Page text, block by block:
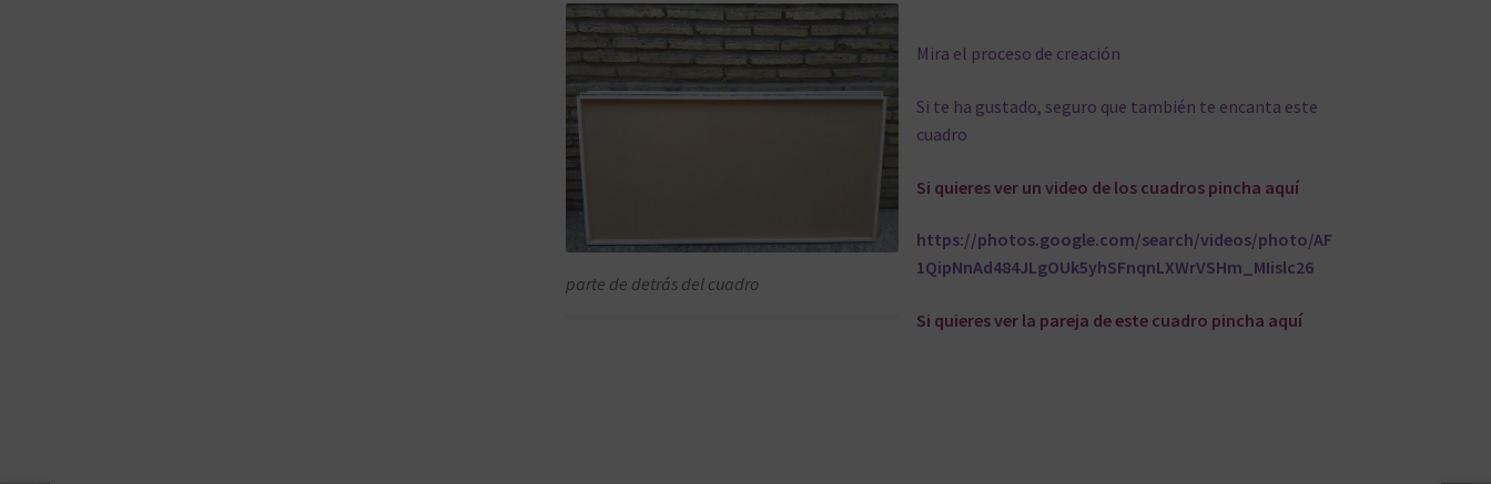
parte de detrás del cuadro
Mira el proceso de creación
Si te ha gustado, seguro que también te encanta este
cuadro
Si quieres ver un video de los cuadros pincha aquí
https://photos.google.com/search/videos/photo/AF
1QipNnAd484JLgOUk5yhSFnqnLXWrVSHm_MIislc26
Si quieres ver la pareja de este cuadro pincha aquí